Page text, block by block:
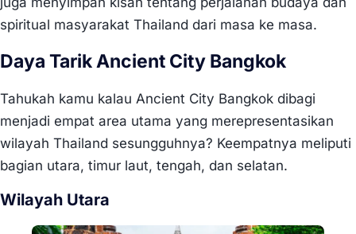
spiritual masyarakat Thailand dari masa ke masa.
Daya Tarik Ancient City Bangkok
Tahukah kamu kalau Ancient City Bangkok dibagi
menjadi empat area utama yang merepresentasikan
wilayah Thailand sesungguhnya? Keempatnya meliputi
bagian utara, timur laut, tengah, dan selatan.
Wilayah Utara